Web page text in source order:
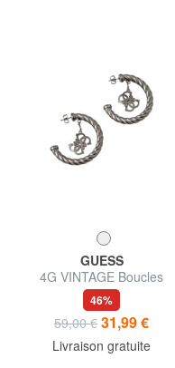
GUESS
4G VINTAGE Boucles
d'oreilles demi-cercle avec
breloque
46%
59,00 € 31,99 €
Livraison gratuite